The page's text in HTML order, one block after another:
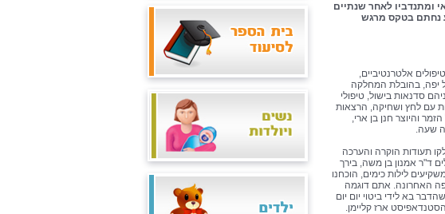
ומתנדביו לאחר שנתיים
נחתם בטקס מרגש
אלטרנטיביים,
יפה, בהובלת המחלקה
סדנאות בישול, טיפולי
עם לחץ ושחיקה, הרצאות
והיוצר חנן בן ארי,
שעה.
לשנת 2020 ו-2021, במהלכו חולקו תעודות הוקרה והערכה
ד"ר אמנון בן משה, בירך
לילות כימים, הוכחנו
האחרונה. אתם דוגמה
בא לידי ביטוי יום יום
ארז קליימן.